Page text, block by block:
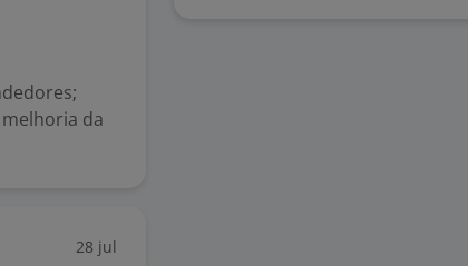
da
28 jul